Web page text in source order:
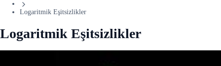
Logaritmik Eşitsizlikler
Logaritmik Eşitsizlikler